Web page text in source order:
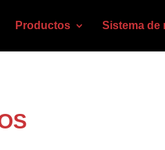
Productos Sistema de